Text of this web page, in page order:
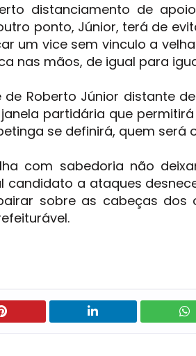
distanciamento de
ponto, Júnior, terá de
um vice sem vinculo a
nas mãos, de igual para
Roberto Júnior distante
partidária que
se definirá, quem será
com sabedoria não
candidato a ataques
sobre as cabeças dos